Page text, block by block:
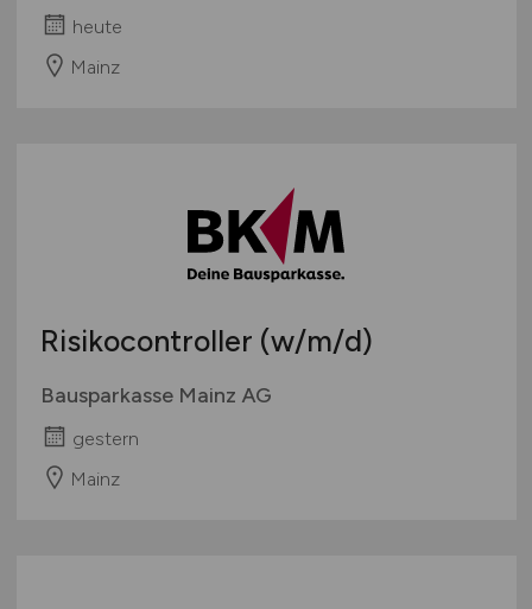
heute
Mainz
Risikocontroller (w/m/d)
Bausparkasse Mainz AG
gestern
Mainz